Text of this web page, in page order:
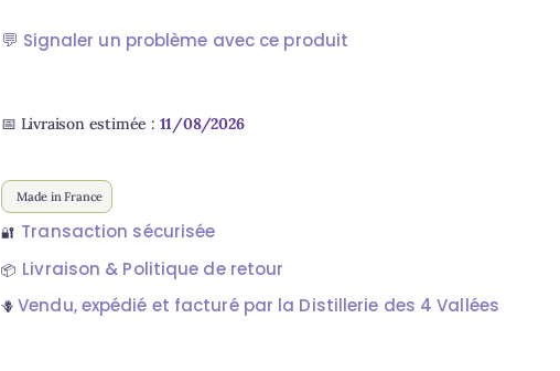
💬 Signaler un problème avec ce produit
📅 Livraison estimée : 11/08/2026
Made in France
🔐 Transaction sécurisée
📦 Livraison & Politique de retour
🪻Vendu, expédié et facturé par la Distillerie des 4 Vallées